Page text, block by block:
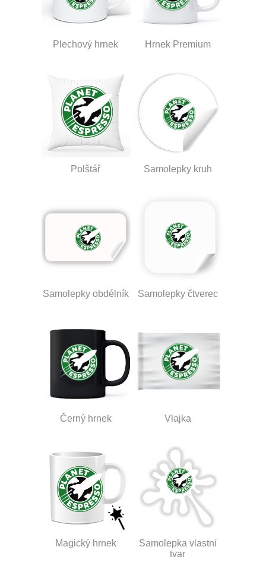
Plechový hrnek Hrnek Premium
Polštář Samolepky kruh
Samolepky obdélník Samolepky čtverec
Černý hrnek Vlajka
Magický hrnek
Samolepka vlastní
tvar